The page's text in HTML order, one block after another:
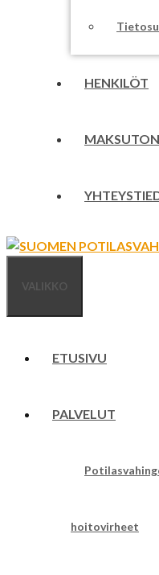
HENKILÖT
VALIKKO
ETUSIVU
PALVELUT
hoitovirheet